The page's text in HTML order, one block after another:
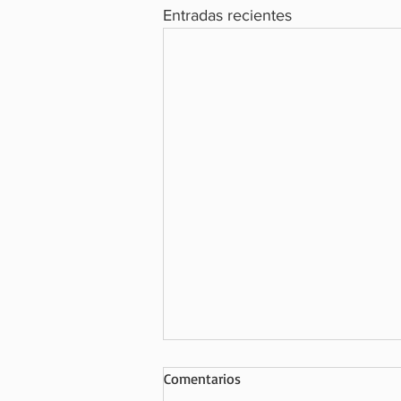
Entradas recientes
Comentarios